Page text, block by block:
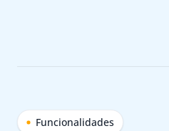
Funcionalidades